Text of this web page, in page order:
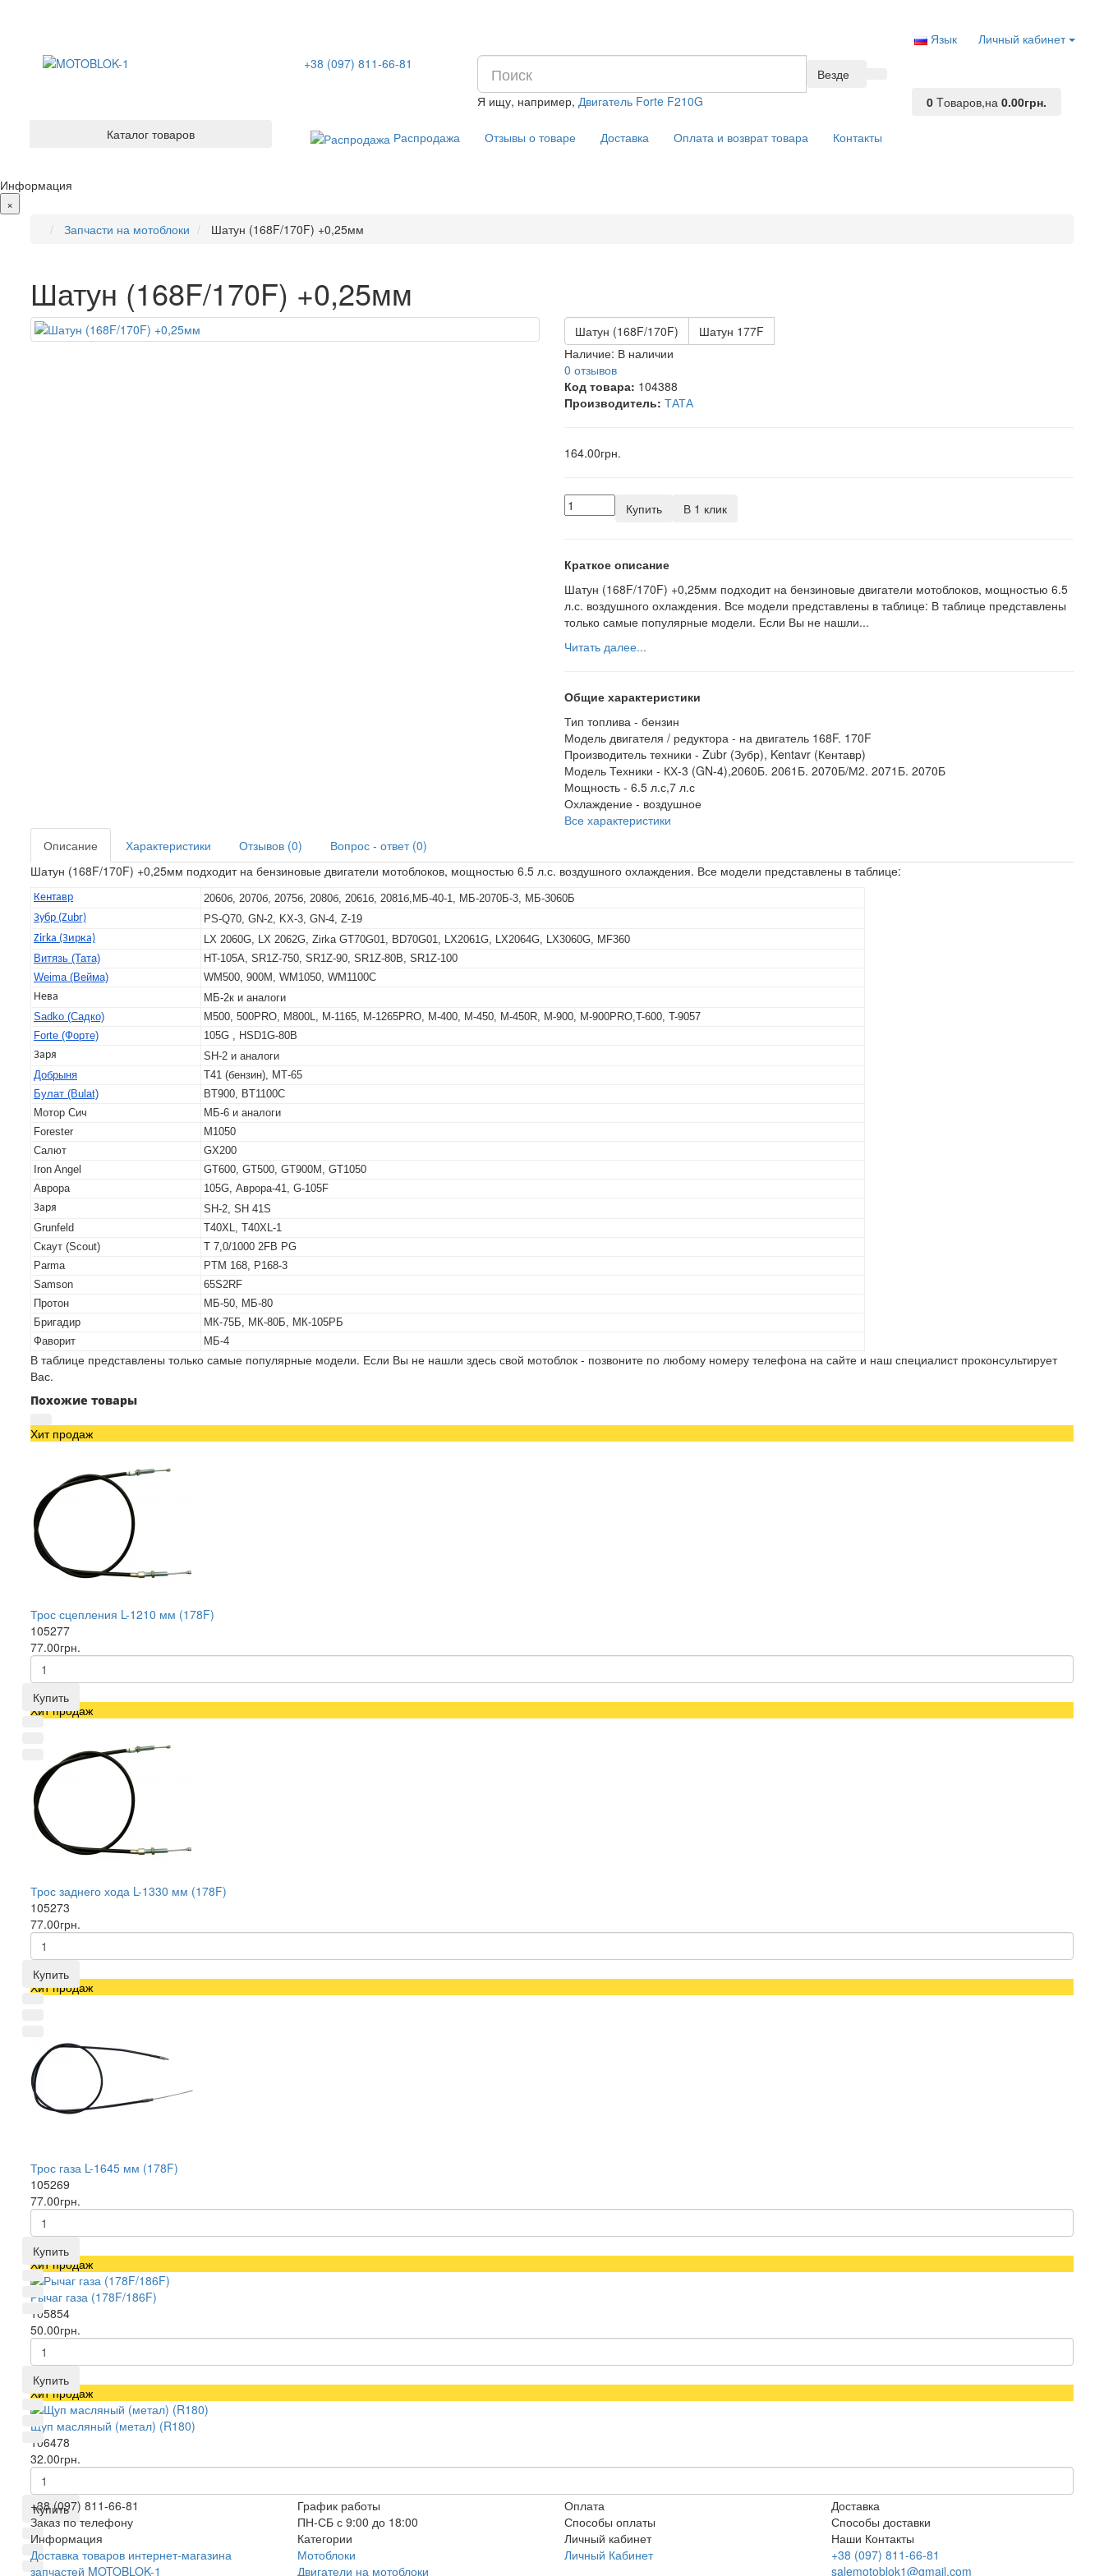
Личный кабинет
Язык
+38 (097) 811-66-81
Везде
Я ищу, например,Двигатель Forte F210G 0 Tоваров,на0.00грн.
Каталог товаров
Распродажа Отзывы о товаре Доставка Оплата и возврат товара Контакты
Информация
×
Запчасти на мотоблоки
Шатун (168F/170F) +0,25мм
Шатун (168F/170F) +0,25мм
Шатун (168F/170F)
Шатун 177F
Наличие: В наличии
0 отзывов
Код товара: 104388
Производитель: ТАТА
164.00грн.
Купить В 1 клик
Краткое описание
Шатун (168F/170F) +0,25мм подходит на бензиновые двигатели мотоблоков, мощностью 6.5
л.с. воздушного охлаждения. Все модели представлены в таблице: В таблице представлены
только самые популярные модели. Если Вы не нашли...
Читать далее...
Общие характеристики
Тип топлива - бензин
Модель двигателя / редуктора - на двигатель 168F. 170F
Производитель техники - Zubr (Зубр), Kentavr (Кентавр)
Модель Техники - КХ-3 (GN-4),2060Б. 2061Б. 2070Б/М2. 2071Б. 2070Б
Мощность - 6.5 л.с,7 л.с
Охлаждение - воздушное
Все характеристики
Описание
Характеристики Отзывов (0)
Вопрос - ответ (0)
Шатун (168F/170F) +0,25мм подходит на бензиновые двигатели мотоблоков, мощностью 6.5 л.с. воздушного охлаждения. Все модели представлены в таблице:
Кентавр
2060б, 2070б, 2075б, 2080б, 2061б, 2081б,МБ-40-1, МБ-2070Б-3, МБ-3060Б
Зубр (Zubr)
PS-Q70, GN-2, KX-3, GN-4, Z-19
Zirka (Зирка)
LX 2060G, LX 2062G, Zirka GT70G01, BD70G01, LX2061G, LX2064G, LX3060G, MF360
Витязь (Тата)
HT-105A, SR1Z-750, SR1Z-90, SR1Z-80B, SR1Z-100
Weima (Вейма)
WM500, 900M, WM1050, WM1100C
Нева
МБ-2к и аналоги
Sadko (Садко)
M500, 500PRO, M800L, M-1165, M-1265PRO, M-400, M-450, M-450R, M-900, M-900PRO,T-600, T-9057
Forte (Форте)
105G , HSD1G-80B
Заря
SH-2 и аналоги
Добрыня
Т41 (бензин), МТ-65
Булат (Bulat)
BT900, BT1100C
Мотор Сич
МБ-6 и аналоги
Forester
M1050
Салют
GX200
Iron Angel
GT600, GT500, GT900M, GT1050
Аврора
105G, Аврора-41, G-105F
Заря
SH-2, SH 41S
Grunfeld
T40XL, T40XL-1
Скаут (Scout)
T 7,0/1000 2FB PG
Parma
PTM 168, P168-3
Samson
65S2RF
Протон
МБ-50, МБ-80
Бригадир
МК-75Б, МК-80Б, МК-105РБ
Фаворит
МБ-4
В таблице представлены только самые популярные модели. Если Вы не нашли здесь свой мотоблок - позвоните по любому номеру телефона на сайте и наш специалист проконсультирует
Вас.
Похожие товары
Хит продаж
Трос сцепления L-1210 мм (178F)
105277
77.00грн.
Купить
Хит продаж
Трос заднего хода L-1330 мм (178F)
105273
77.00грн.
Купить
Хит продаж
Трос газа L-1645 мм (178F)
105269
77.00грн.
Купить
Хит продаж
Рычаг газа (178F/186F)
105854
50.00грн.
Купить
Хит продаж
Щуп масляный (метал) (R180)
106478
32.00грн.
Купить
+38 (097) 811-66-81
Заказ по телефону
График работы
ПН-СБ с 9:00 до 18:00
Оплата
Способы оплаты
Доставка
Способы доставки
Информация
Доставка товаров интернет-магазина
запчастей MOTOBLOK-1
Категории
Мотоблоки
Двигатели на мотоблоки
Личный кабинет
Личный Кабинет
Наши Контакты
+38 (097) 811-66-81
salemotoblok1@gmail.com